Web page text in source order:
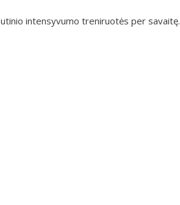
intensyvumo treniruotės per savaitę.